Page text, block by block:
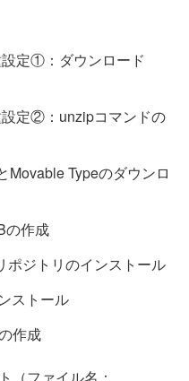
定①：ダウンロード
定②：unzipコマンドの
Movable Typeのダウンロ
の作成
ポジトリのインストール
ストール
作成
（ファイル名：